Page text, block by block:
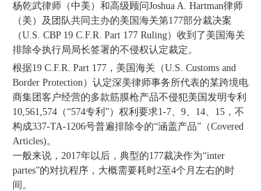
诚
联
杨乾武律师（中美）和高级顾问Joshua A. Hartman律师
（美）及团队共同主办的美国海关第177部分裁决案
（U.S. CBP 19 C.F.R. Part 177 Ruling）收到了美国海关
排除令执行局局长签署的不侵权认定裁定。
根据19 C.F.R. Part 177，美国海关（U.S. Customs and
Border Protection）认定深美律师事务所代表的某跨境电
商集团客户经营的多款筋膜枪产品不侵犯美国发明专利
10,561,574（“574专利”）权利要求1-7、9、14、15，不
构成337-TA-1206号普遍排除令的“涵盖产品”（Covered
Articles)。
一般来说，2017年以后，典型的177裁决作为“inter
partes”的对抗程序，大概需要耗时2至4个月左右的时
间。